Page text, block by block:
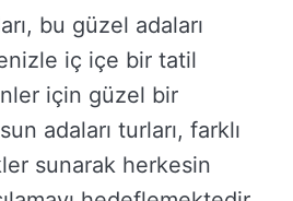
bu güzel adaları
iç içe bir tatil
için güzel bir
adaları turları, farklı
sunarak herkesin